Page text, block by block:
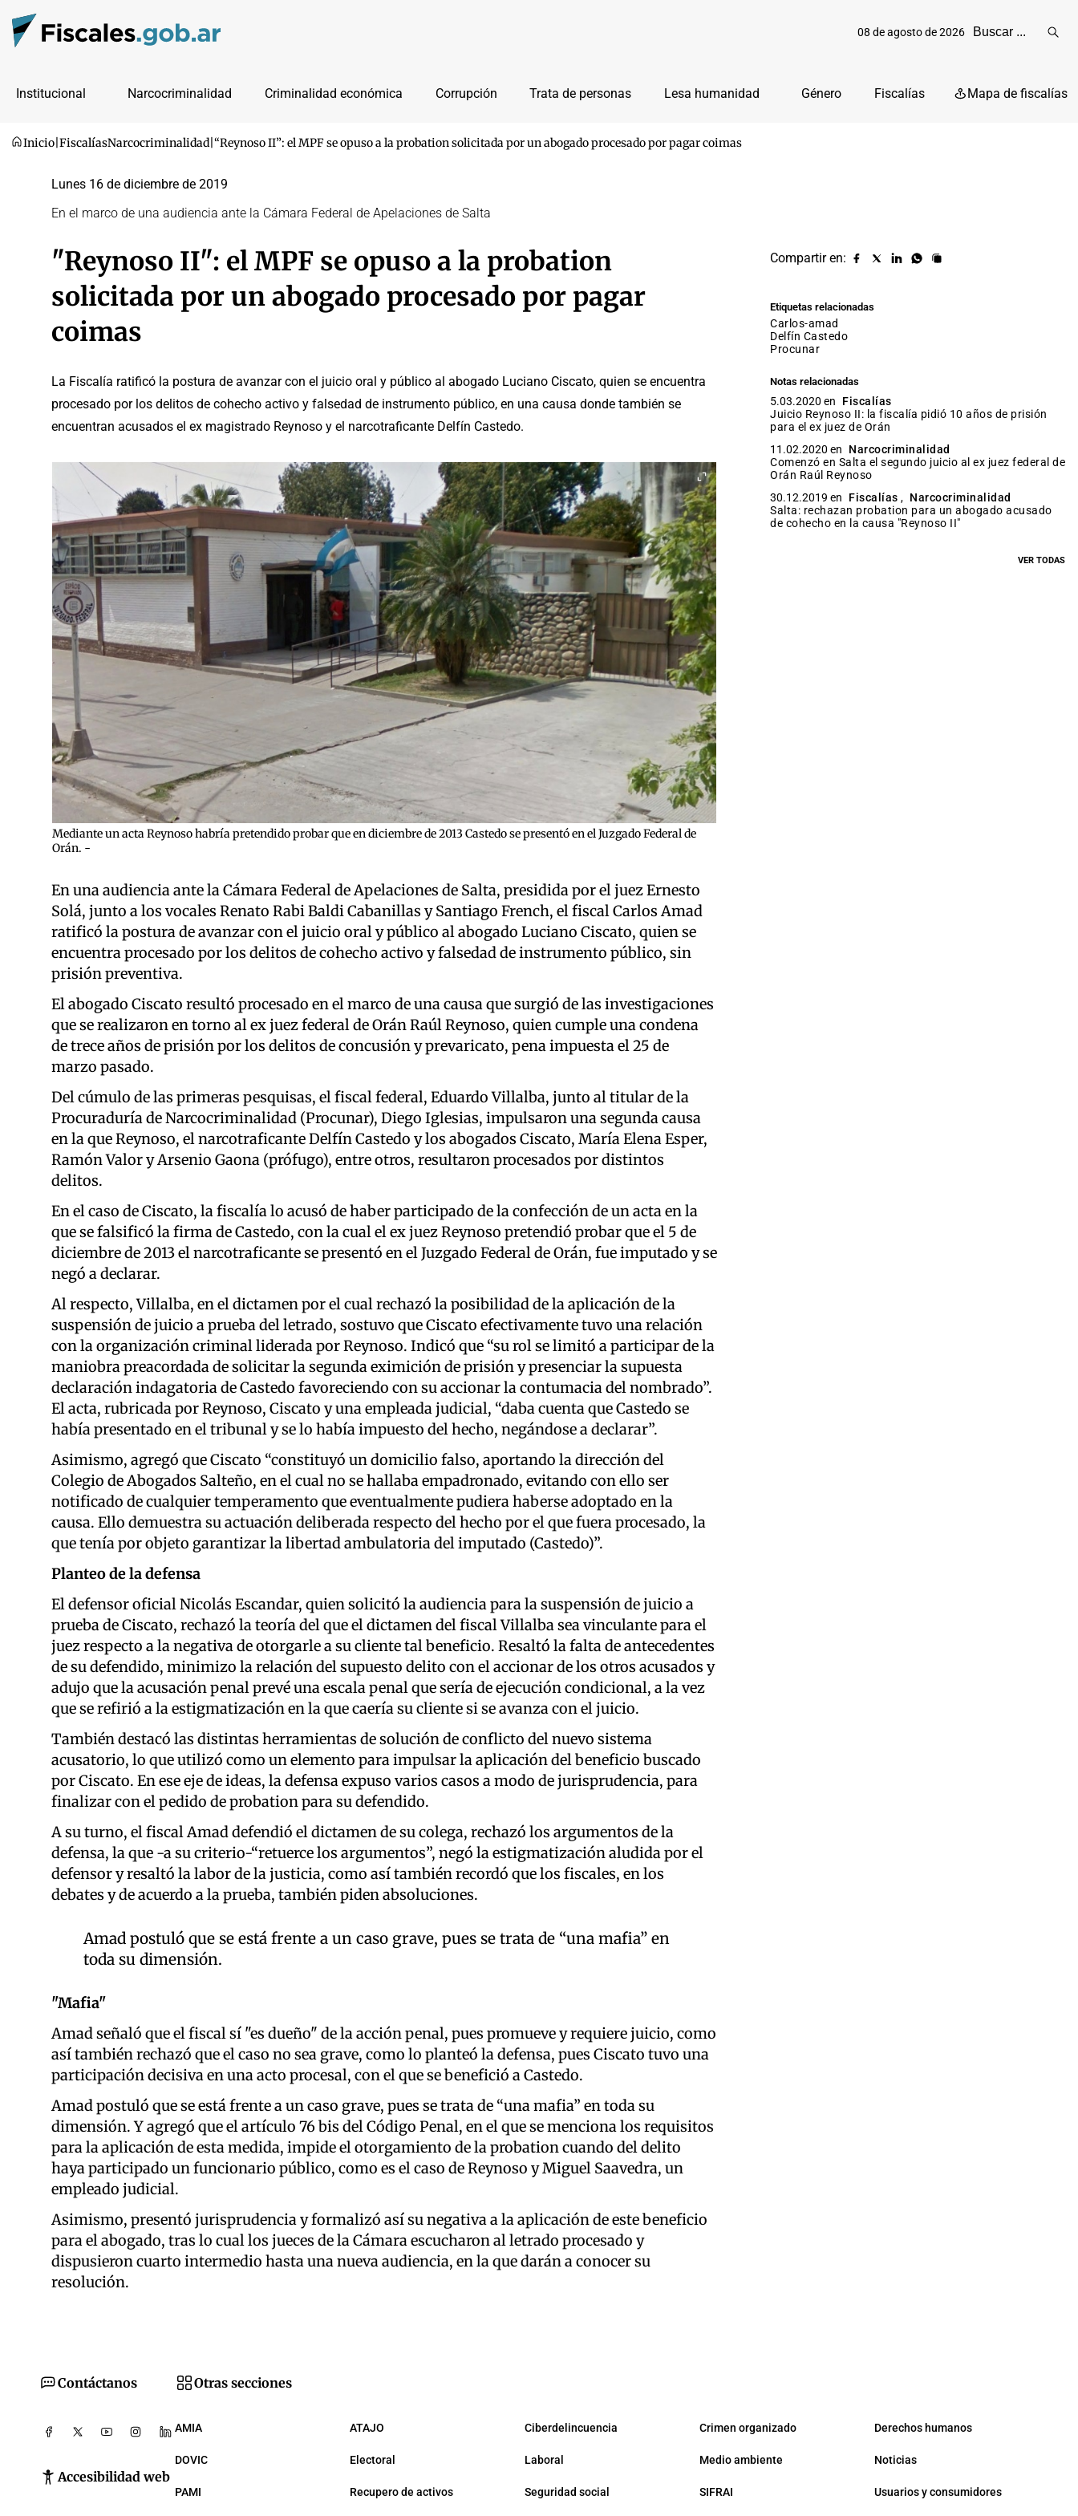
08 de agosto de 2026
Institucional Narcocriminalidad Criminalidad económica Corrupción Trata de personas Lesa humanidad Género Fiscalías Mapa de fiscalías
Inicio FiscalíasNarcocriminalidad “Reynoso II”: el MPF se opuso a la probation solicitada por un abogado procesado por pagar coimas
Lunes 16 de diciembre de 2019
En el marco de una audiencia ante la Cámara Federal de Apelaciones de Salta
"Reynoso II": el MPF se opuso a la probation
solicitada por un abogado procesado por pagar
coimas
La Fiscalía ratificó la postura de avanzar con el juicio oral y público al abogado Luciano Ciscato, quien se encuentra
procesado por los delitos de cohecho activo y falsedad de instrumento público, en una causa donde también se
encuentran acusados el ex magistrado Reynoso y el narcotraficante Delfín Castedo.
Mediante un acta Reynoso habría pretendido probar que en diciembre de 2013 Castedo se presentó en el Juzgado Federal de
Orán. -
En una audiencia ante la Cámara Federal de Apelaciones de Salta, presidida por el juez Ernesto
Solá, junto a los vocales Renato Rabi Baldi Cabanillas y Santiago French, el fiscal Carlos Amad
ratificó la postura de avanzar con el juicio oral y público al abogado Luciano Ciscato, quien se
encuentra procesado por los delitos de cohecho activo y falsedad de instrumento público, sin
prisión preventiva.
El abogado Ciscato resultó procesado en el marco de una causa que surgió de las investigaciones
que se realizaron en torno al ex juez federal de Orán Raúl Reynoso, quien cumple una condena
de trece años de prisión por los delitos de concusión y prevaricato, pena impuesta el 25 de
marzo pasado.
Del cúmulo de las primeras pesquisas, el fiscal federal, Eduardo Villalba, junto al titular de la
Procuraduría de Narcocriminalidad (Procunar), Diego Iglesias, impulsaron una segunda causa
en la que Reynoso, el narcotraficante Delfín Castedo y los abogados Ciscato, María Elena Esper,
Ramón Valor y Arsenio Gaona (prófugo), entre otros, resultaron procesados por distintos
delitos.
En el caso de Ciscato, la fiscalía lo acusó de haber participado de la confección de un acta en la
que se falsificó la firma de Castedo, con la cual el ex juez Reynoso pretendió probar que el 5 de
diciembre de 2013 el narcotraficante se presentó en el Juzgado Federal de Orán, fue imputado y se
negó a declarar.
Al respecto, Villalba, en el dictamen por el cual rechazó la posibilidad de la aplicación de la
suspensión de juicio a prueba del letrado, sostuvo que Ciscato efectivamente tuvo una relación
con la organización criminal liderada por Reynoso. Indicó que “su rol se limitó a participar de la
maniobra preacordada de solicitar la segunda eximición de prisión y presenciar la supuesta
declaración indagatoria de Castedo favoreciendo con su accionar la contumacia del nombrado”.
El acta, rubricada por Reynoso, Ciscato y una empleada judicial, “daba cuenta que Castedo se
había presentado en el tribunal y se lo había impuesto del hecho, negándose a declarar”.
Asimismo, agregó que Ciscato “constituyó un domicilio falso, aportando la dirección del
Colegio de Abogados Salteño, en el cual no se hallaba empadronado, evitando con ello ser
notificado de cualquier temperamento que eventualmente pudiera haberse adoptado en la
causa. Ello demuestra su actuación deliberada respecto del hecho por el que fuera procesado, la
que tenía por objeto garantizar la libertad ambulatoria del imputado (Castedo)”.
Planteo de la defensa
El defensor oficial Nicolás Escandar, quien solicitó la audiencia para la suspensión de juicio a
prueba de Ciscato, rechazó la teoría del que el dictamen del fiscal Villalba sea vinculante para el
juez respecto a la negativa de otorgarle a su cliente tal beneficio. Resaltó la falta de antecedentes
de su defendido, minimizo la relación del supuesto delito con el accionar de los otros acusados y
adujo que la acusación penal prevé una escala penal que sería de ejecución condicional, a la vez
que se refirió a la estigmatización en la que caería su cliente si se avanza con el juicio.
También destacó las distintas herramientas de solución de conflicto del nuevo sistema
acusatorio, lo que utilizó como un elemento para impulsar la aplicación del beneficio buscado
por Ciscato. En ese eje de ideas, la defensa expuso varios casos a modo de jurisprudencia, para
finalizar con el pedido de probation para su defendido.
A su turno, el fiscal Amad defendió el dictamen de su colega, rechazó los argumentos de la
defensa, la que -a su criterio-“retuerce los argumentos”, negó la estigmatización aludida por el
defensor y resaltó la labor de la justicia, como así también recordó que los fiscales, en los
debates y de acuerdo a la prueba, también piden absoluciones.
Amad postuló que se está frente a un caso grave, pues se trata de “una mafia” en
toda su dimensión.
"Mafia"
Amad señaló que el fiscal sí "es dueño" de la acción penal, pues promueve y requiere juicio, como
así también rechazó que el caso no sea grave, como lo planteó la defensa, pues Ciscato tuvo una
participación decisiva en una acto procesal, con el que se benefició a Castedo.
Amad postuló que se está frente a un caso grave, pues se trata de “una mafia” en toda su
dimensión. Y agregó que el artículo 76 bis del Código Penal, en el que se menciona los requisitos
para la aplicación de esta medida, impide el otorgamiento de la probation cuando del delito
haya participado un funcionario público, como es el caso de Reynoso y Miguel Saavedra, un
empleado judicial.
Asimismo, presentó jurisprudencia y formalizó así su negativa a la aplicación de este beneficio
para el abogado, tras lo cual los jueces de la Cámara escucharon al letrado procesado y
dispusieron cuarto intermedio hasta una nueva audiencia, en la que darán a conocer su
resolución.
Compartir en:
Compartir
Compartir
Compartir
Compartir
Copiar
Etiquetas relacionadas
carlos-amad
Delfín Castedo
procunar
Notas relacionadas
5.03.2020 en
Fiscalías
Juicio Reynoso II: la fiscalía pidió 10 años de prisión
para el ex juez de Orán
11.02.2020 en
Narcocriminalidad
Comenzó en Salta el segundo juicio al ex juez federal de
Orán Raúl Reynoso
30.12.2019 en
Fiscalías , Narcocriminalidad
Salta: rechazan probation para un abogado acusado
de cohecho en la causa "Reynoso II"
VER TODAS
Contáctanos
Accesibilidad web
Otras secciones
AMIA ATAJO Ciberdelincuencia Crimen organizado Derechos humanos
DOVIC Electoral Laboral Medio ambiente Noticias
PAMI Recupero de activos Seguridad social SIFRAI Usuarios y consumidores